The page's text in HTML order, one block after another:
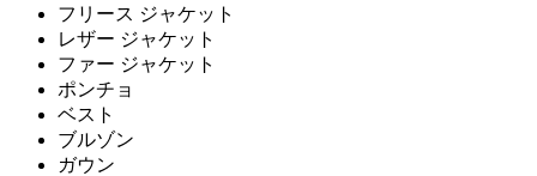
フリース ジャケット
レザー ジャケット
ファー ジャケット
ポンチョ
ベスト
ブルゾン
ガウン